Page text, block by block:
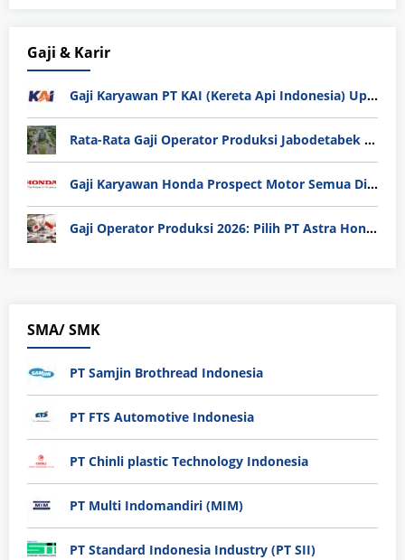
Gaji & Karir
Gaji Karyawan PT KAI (Kereta Api Indonesia) Update 2025
Rata-Rata Gaji Operator Produksi Jabodetabek 2025: Bedah Tuntas UMK, Lemburan, dan Realita Hidup Buruh
Gaji Karyawan Honda Prospect Motor Semua Divisi
Gaji Operator Produksi 2026: Pilih PT Astra Honda Motor (AHM) atau Manufaktur di Jepang?
SMA/ SMK
PT Samjin Brothread Indonesia
PT FTS Automotive Indonesia
PT Chinli plastic Technology Indonesia
PT Multi Indomandiri (MIM)
PT Standard Indonesia Industry (PT SII)